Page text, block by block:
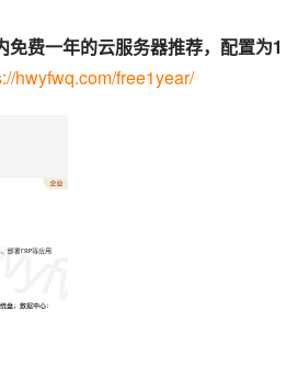
费一年的云服务器推荐，配置为1
hwyfwq.com/free1year/